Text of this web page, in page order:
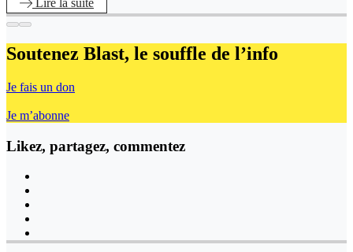
Lire la suite
Soutenez Blast, le souffle de l’info
Je fais un don
Je m’abonne
Likez, partagez, commentez